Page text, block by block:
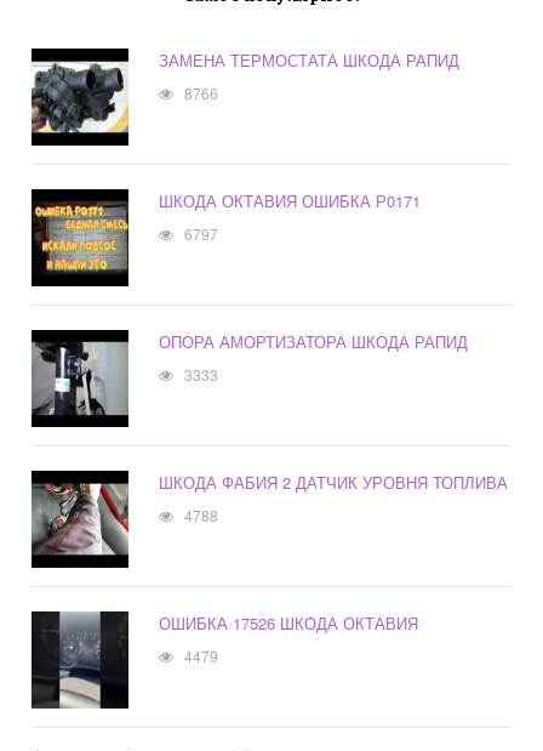
ЗАМЕНА ТЕРМОСТАТА ШКОДА РАПИД
8766
ШКОДА ОКТАВИЯ ОШИБКА Р0171
6797
ОПОРА АМОРТИЗАТОРА ШКОДА РАПИД
3333
ШКОДА ФАБИЯ 2 ДАТЧИК УРОВНЯ ТОПЛИВА
4788
ОШИБКА 17526 ШКОДА ОКТАВИЯ
4479